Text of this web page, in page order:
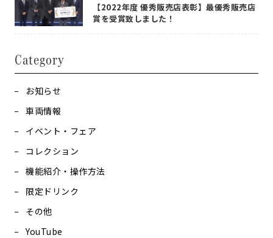
【2022年度 優秀販売店表彰】最優秀販売店
賞を受賞致しました！
Category
お知らせ
車両情報
イベント・フェア
コレクション
機能紹介・操作方法
限定ドリンク
その他
YouTube